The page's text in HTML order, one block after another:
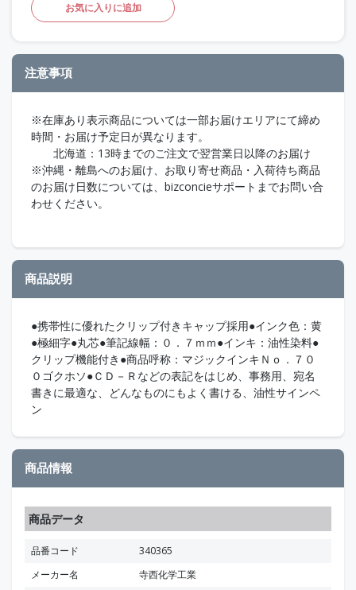
お気に入りに追加
注意事項
※在庫あり表示商品については一部お届けエリアにて締め
時間・お届け予定日が異なります。
北海道：13時までのご注文で翌営業日以降のお届け
※沖縄・離島へのお届け、お取り寄せ商品・入荷待ち商品
のお届け日数については、bizconcieサポートまでお問い合
わせください。
商品説明
●携帯性に優れたクリップ付きキャップ採用●インク色：黄
●極細字●丸芯●筆記線幅：０．７ｍｍ●インキ：油性染料●
クリップ機能付き●商品呼称：マジックインキＮｏ．７０
０ゴクホソ●ＣＤ－Ｒなどの表記をはじめ、事務用、宛名
書きに最適な、どんなものにもよく書ける、油性サインペ
ン
商品情報
商品データ
品番コード
340365
メーカー名
寺西化学工業